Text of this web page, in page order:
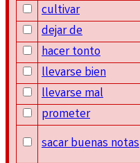
cultivar
dejar de
hacer tonto
llevarse bien
llevarse mal
prometer
sacar buenas notas